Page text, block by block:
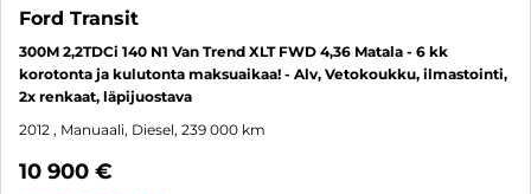
Ford Transit
300M 2,2TDCi 140 N1 Van Trend XLT FWD 4,36 Matala - 6 kk
korotonta ja kulutonta maksuaikaa! - Alv, Vetokoukku, ilmastointi,
2x renkaat, läpijuostava
2012 , Manuaali, Diesel, 239 000 km
10 900 €